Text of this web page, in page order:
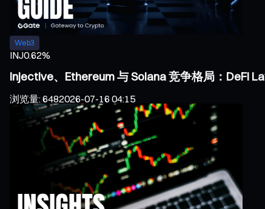
Web3
INJ0.62%
Injective、Ethereum 与 Solana 竞争格局：DeFi
浏览量:6482026-07-16 04:15